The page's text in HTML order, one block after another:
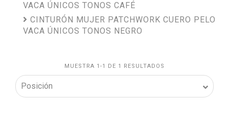
VACA ÚNICOS TONOS CAFÉ
CINTURÓN MUJER PATCHWORK CUERO PELO
VACA ÚNICOS TONOS NEGRO
MUESTRA 1-1 DE 1 RESULTADOS